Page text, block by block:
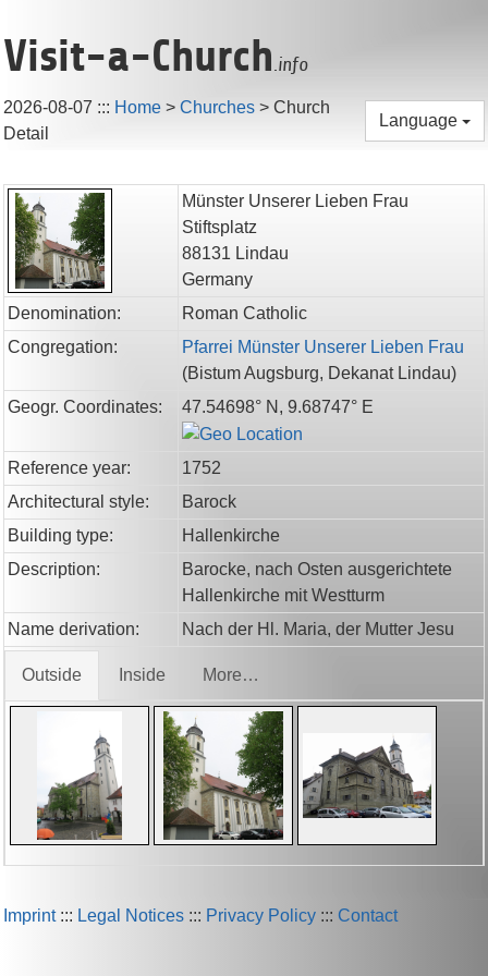
Visit-a-Church.info
2026-08-07 ::: Home > Churches > Church
Detail
Language
Münster Unserer Lieben Frau
Stiftsplatz
88131 Lindau
Germany
Denomination:
Roman Catholic
Congregation:
Pfarrei Münster Unserer Lieben Frau
(Bistum Augsburg, Dekanat Lindau)
Geogr. Coordinates:
47.54698° N, 9.68747° E
Reference year:
1752
Architectural style:
Barock
Building type:
Hallenkirche
Description:
Barocke, nach Osten ausgerichtete
Hallenkirche mit Westturm
Name derivation:
Nach der Hl. Maria, der Mutter Jesu
Outside Inside More…
Imprint::: Legal Notices ::: Privacy Policy ::: Contact